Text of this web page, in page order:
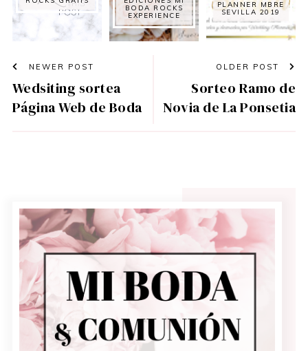
BODA ROCKS
EXPERIENCE
PLANNER MBRE
SEVILLA 2019
NEWER POST
Wedsiting sortea
Página Web de Boda
OLDER POST
Sorteo Ramo de
Novia de La Ponsetia